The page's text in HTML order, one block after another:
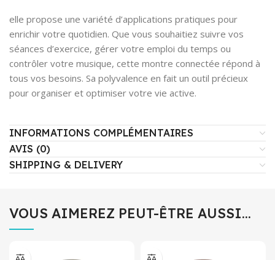
elle propose une variété d’applications pratiques pour
enrichir votre quotidien. Que vous souhaitiez suivre vos
séances d’exercice, gérer votre emploi du temps ou
contrôler votre musique, cette montre connectée répond à
tous vos besoins. Sa polyvalence en fait un outil précieux
pour organiser et optimiser votre vie active.
INFORMATIONS COMPLÉMENTAIRES
AVIS (0)
SHIPPING & DELIVERY
VOUS AIMEREZ PEUT-ÊTRE AUSSI…